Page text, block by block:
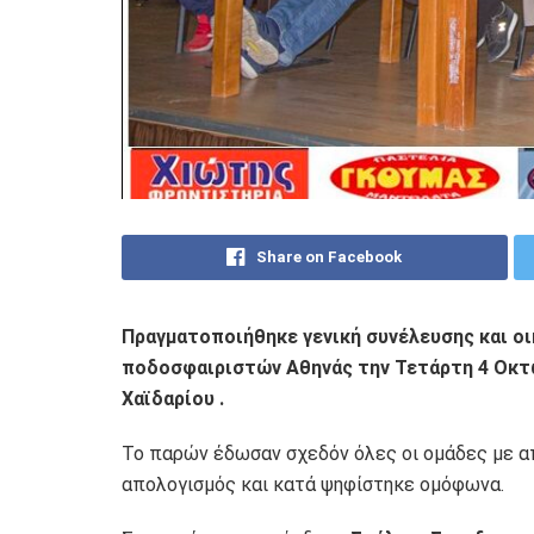
Share on Facebook
Πραγματοποιήθηκε γενική συνέλευσης και
ποδοσφαιριστών Αθηνάς την Τετάρτη 4
Χαϊδαρίου .
Το παρών έδωσαν σχεδόν όλες οι ομάδες με
απολογισμός και κατά ψηφίστηκε ομόφωνα.